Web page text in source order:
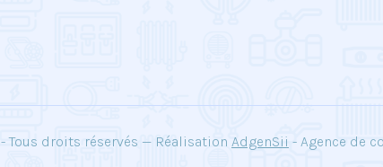
- Tous droits réservés — Réalisation AdgenSii - Agence de